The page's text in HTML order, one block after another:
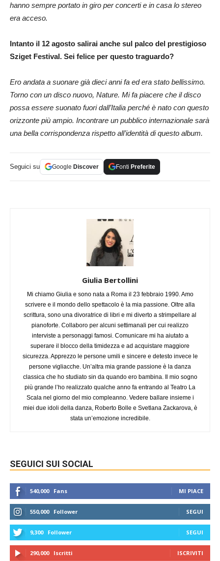
hanno sempre portato in giro per concerti e in casa lo stereo
era acceso.
Intanto il 12 agosto salirai anche sul palco del prestigioso
Sziget Festival. Sei felice per questo traguardo?
Ero andata a suonare già dieci anni fa ed era stato bellissimo.
Torno con un disco nuovo, Nature. Mi fa piacere che il disco
possa essere suonato fuori dall’Italia perché è nato con questo
orizzonte più ampio. Incontrare un pubblico internazionale sarà
una bella corrispondenza rispetto all’identità di questo album.
Seguici su Google Discover Fonti Preferite
Giulia Bertollini
Mi chiamo Giulia e sono nata a Roma il 23 febbraio 1990. Amo
scrivere e il mondo dello spettacolo è la mia passione. Oltre alla
scrittura, sono una divoratrice di libri e mi diverto a strimpellare al
pianoforte. Collaboro per alcuni settimanali per cui realizzo
interviste a personaggi famosi. Comunicare mi ha aiutato a
superare il blocco della timidezza e ad acquistare maggiore
sicurezza. Apprezzo le persone umili e sincere e detesto invece le
persone vigliacche. Un’altra mia grande passione è la danza
classica che ho studiato sin da quando ero bambina. Il mio sogno
più grande l’ho realizzato qualche anno fa entrando al Teatro La
Scala nel giorno del mio compleanno. Vedere ballare insieme i
miei due idoli della danza, Roberto Bolle e Svetlana Zackarova, è
stata un’emozione incredibile.
SEGUICI SUI SOCIAL
540,000 Fans MI PIACE
550,000 Follower SEGUI
9,300 Follower SEGUI
290,000 Iscritti ISCRIVITI